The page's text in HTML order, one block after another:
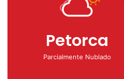
Petorca
Parcialmente Nublado